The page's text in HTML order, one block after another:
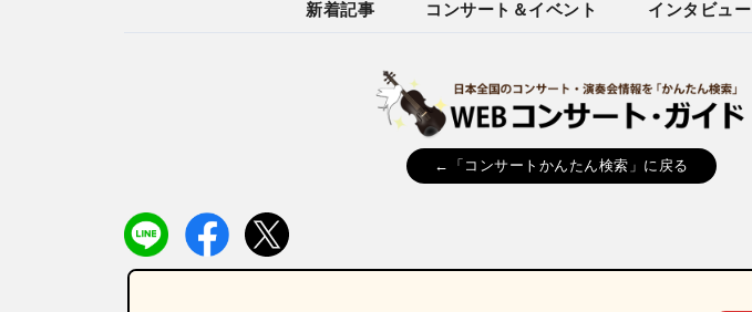
新着記事 コンサート＆イベント インタビュー
←「コンサートかんたん検索」に戻る